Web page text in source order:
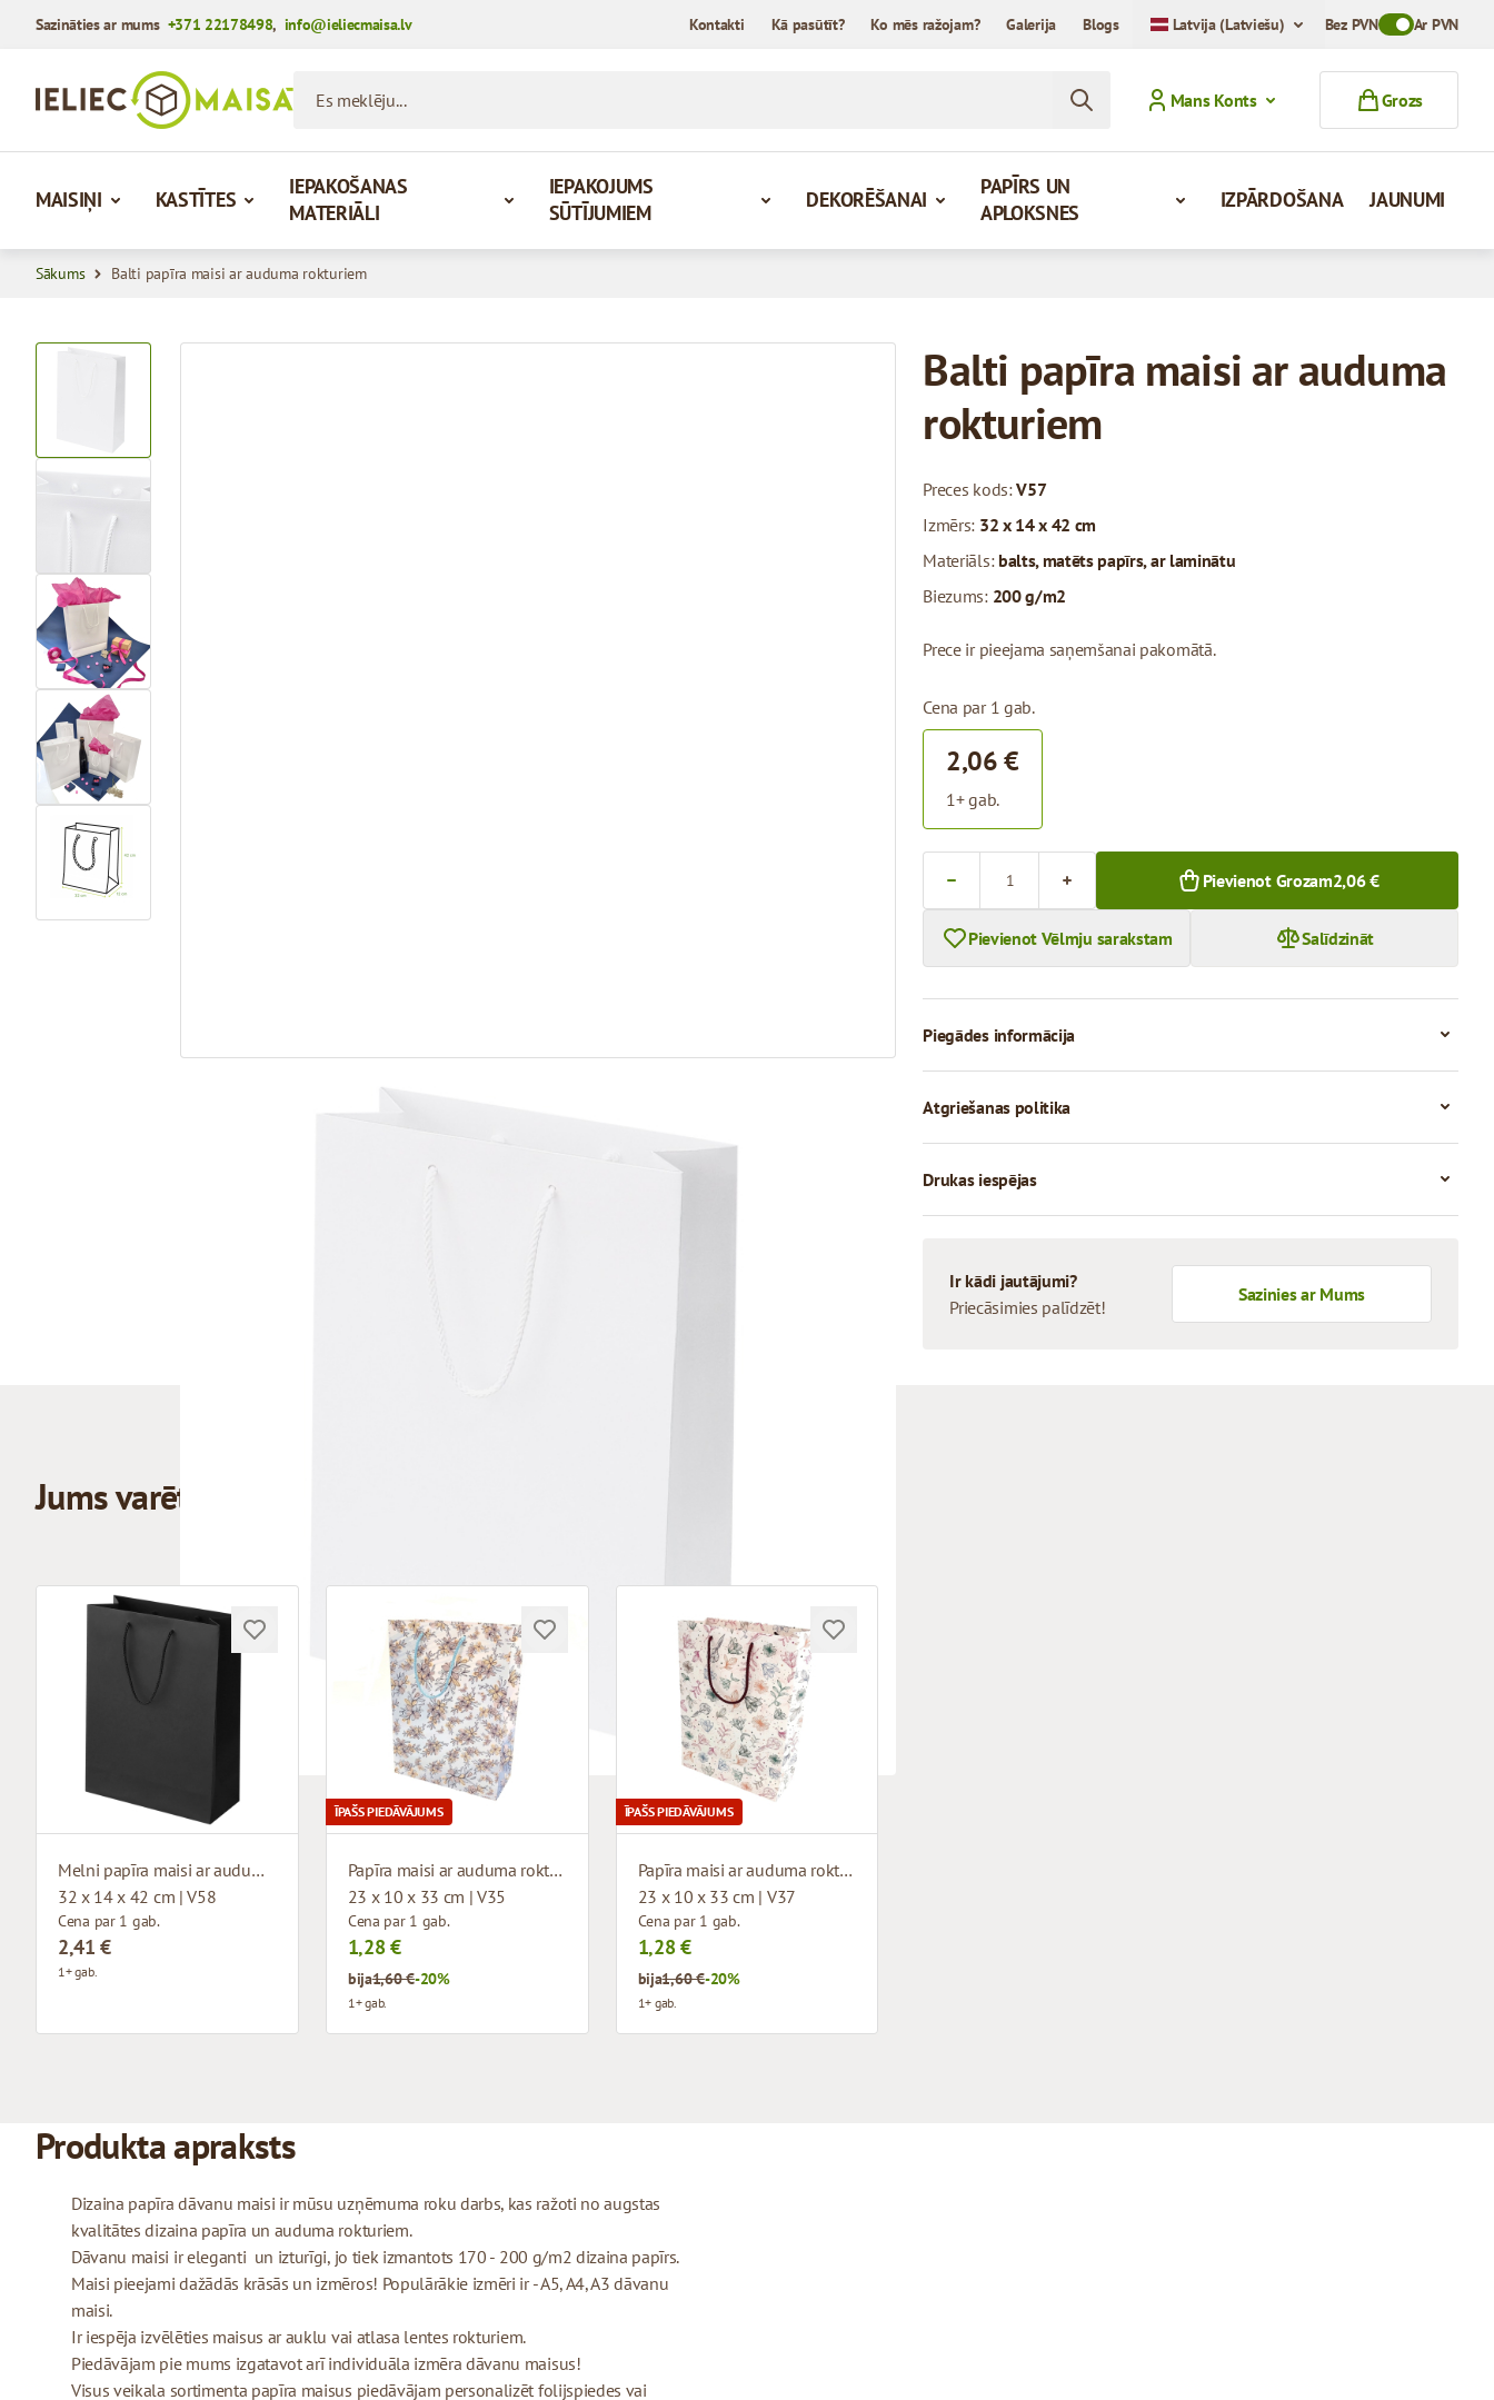
Sazināties ar mums +371 22178498, info@ieliecmaisa.lv Kontakti Kā pasūtīt? Ko mēs ražojam? Galerija Blogs Latvija (Latviešu) Bez PVNToggle VAT
Ar PVN
Mans Konts
Grozs
MAISIŅI KASTĪTES
IEPAKOŠANAS
MATERIĀLI
IEPAKOJUMS
SŪTĪJUMIEM
DEKORĒŠANAI
PAPĪRS UN
APLOKSNES
IZPĀRDOŠANA JAUNUMI
Sākums Balti papīra maisi ar auduma rokturiem
View larger image
View larger image
View larger image
Balti papīra maisi ar auduma
rokturiem
Preces kods:V57
Izmērs: 32 x 14 x 42 cm
Materiāls: balts, matēts papīrs, ar laminātu
Biezums: 200 g/m2
Prece ir pieejama saņemšanai pakomātā.
Cena par 1 gab.
2,06 €
1+ gab.
Pievienot Grozam2,06 €
Pievienot Vēlmju sarakstam Salīdzināt
Piegādes informācija
Atgriešanas politika
Drukas iespējas
Ir kādi jautājumi?
Priecāsimies palīdzēt!
Sazinies ar Mums
Jums varētu patikt
Melni papīra maisi ar auduma rokturiem
32 x 14 x 42 cm | V58
Cena par 1 gab.
2,41 €
1+ gab.
ĪPAŠS PIEDĀVĀJUMS
Papīra maisi ar auduma rokturiem un dizainu
23 x 10 x 33 cm | V35
Cena par 1 gab.
1,28 €
bija1,60 €-20%
1+ gab.
ĪPAŠS PIEDĀVĀJUMS
Papīra maisi ar auduma rokturiem un dizainu
23 x 10 x 33 cm | V37
Cena par 1 gab.
1,28 €
bija1,60 €-20%
1+ gab.
Produkta apraksts
Dizaina papīra dāvanu maisi ir mūsu uzņēmuma roku darbs, kas ražoti no augstas
kvalitātes dizaina papīra un auduma rokturiem.
Dāvanu maisi ir eleganti un izturīgi, jo tiek izmantots 170 - 200 g/m2 dizaina papīrs.
Maisi pieejami dažādās krāsās un izmēros! Populārākie izmēri ir - A5, A4, A3 dāvanu
maisi.
Ir iespēja izvēlēties maisus ar auklu vai atlasa lentes rokturiem.
Piedāvājam pie mums izgatavot arī individuāla izmēra dāvanu maisus!
Visus veikala sortimenta papīra maisus piedāvājam personalizēt folijspiedes vai